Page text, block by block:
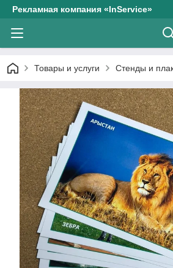
Рекламная компания «InService»
Товары и услуги Стенды и